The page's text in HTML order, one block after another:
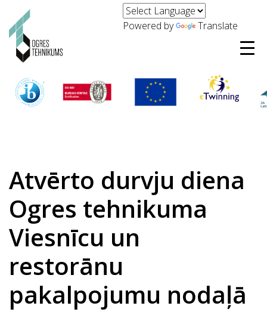
Powered by Translate
Atvērto durvju diena
Ogres tehnikuma
Viesnīcu un
restorānu
pakalpojumu nodaļā